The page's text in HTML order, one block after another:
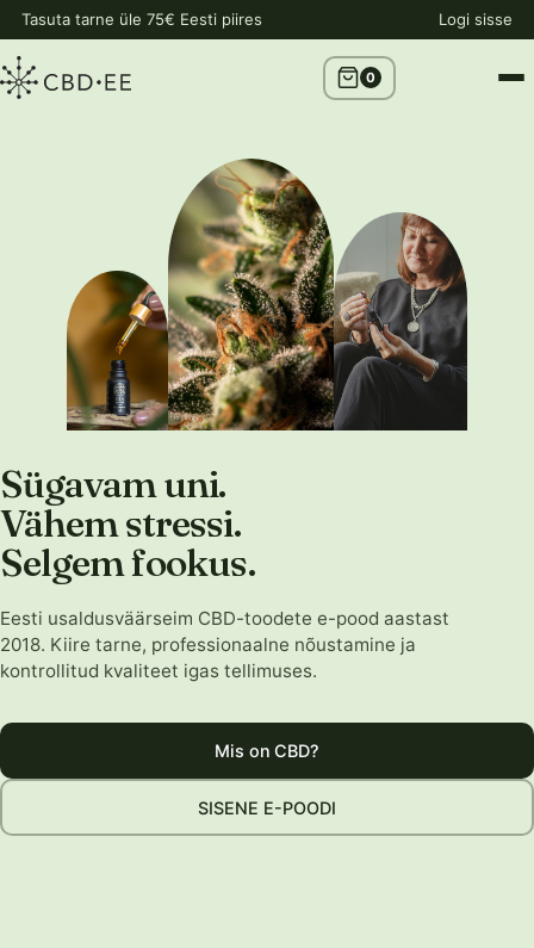
Tasuta tarne üle 75€ Eesti piires Logi sisse
0
Sügavam uni.
Vähem stressi.
Selgem fookus.
Eesti usaldusväärseim CBD-toodete e-pood aastast
2018. Kiire tarne, professionaalne nõustamine ja
kontrollitud kvaliteet igas tellimuses.
Mis on CBD?
SISENE E-POODI